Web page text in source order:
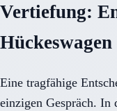
Vertiefung:
Hückeswagen
Eine tragfähige
einzigen Gespräch. In